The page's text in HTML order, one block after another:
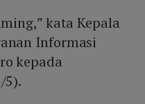
kata Kepala
Informasi
kepada
5).